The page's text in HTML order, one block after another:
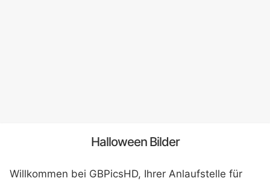
Halloween Bilder
Willkommen bei GBPicsHD, Ihrer Anlaufstelle für